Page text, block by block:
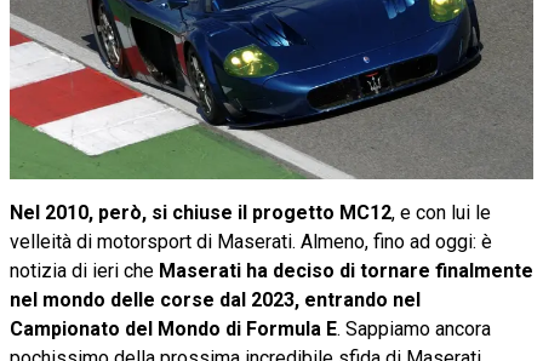
Nel 2010, però, si chiuse il progetto MC12, e con lui le
velleità di motorsport di Maserati. Almeno, fino ad oggi: è
notizia di ieri che Maserati ha deciso di tornare finalmente
nel mondo delle corse dal 2023, entrando nel
Campionato del Mondo di Formula E. Sappiamo ancora